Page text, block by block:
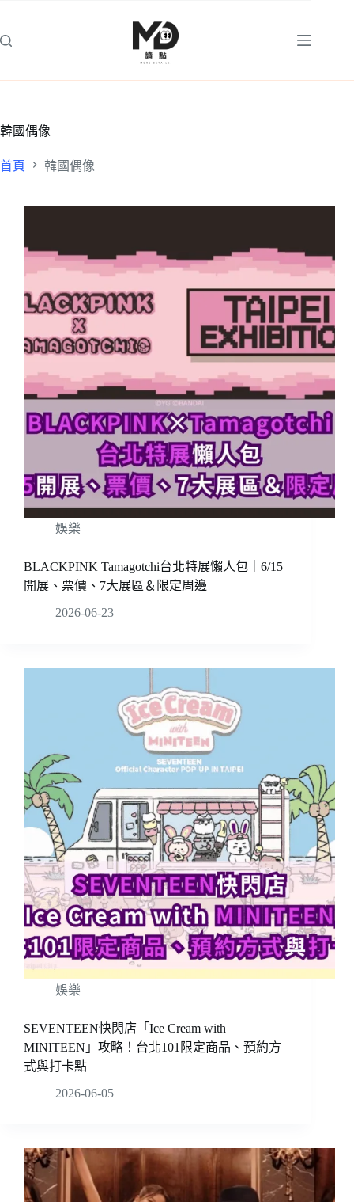
主
韓國偶像
首頁 韓國偶像
娛樂
BLACKPINK Tamagotchi台北特展懶人包｜6/15
開展、票價、7大展區＆限定周邊
2026-06-23
娛樂
SEVENTEEN快閃店「Ice Cream with
MINITEEN」攻略！台北101限定商品、預約方
式與打卡點
2026-06-05